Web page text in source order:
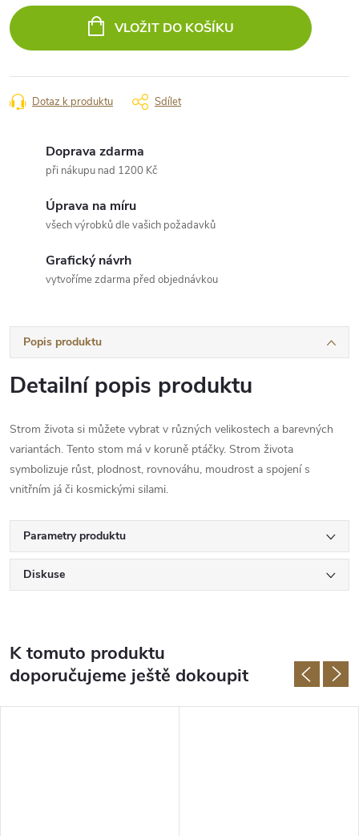
cena:
VLOŽIT DO KOŠÍKU
Dotaz k produktu Sdílet
Doprava zdarma
při nákupu nad 1200 Kč
Úprava na míru
všech výrobků dle vašich požadavků
Grafický návrh
vytvoříme zdarma před objednávkou
Popis produktu
Detailní popis produktu
Strom života si můžete vybrat v různých velikostech a barevných
variantách. Tento stom má v koruně ptáčky. Strom života
symbolizuje růst, plodnost, rovnováhu, moudrost a spojení s
vnitřním já či kosmickými silami.
Parametry produktu
Diskuse
K tomuto produktu
doporučujeme ještě dokoupit